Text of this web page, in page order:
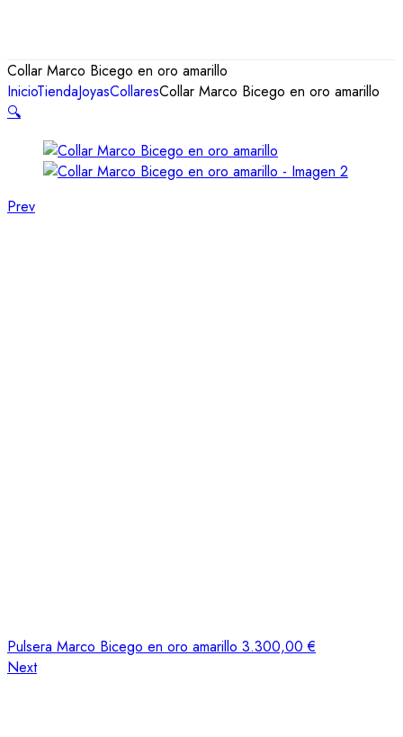
Collar Marco Bicego en oro amarillo
InicioTiendaJoyasCollaresCollar Marco Bicego en oro amarillo
🔍
Prev
Pulsera Marco Bicego en oro amarillo 3.300,00€
Next